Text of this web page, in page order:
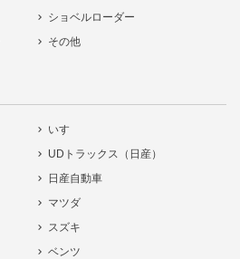
ショベルローダー
その他
いすゞ
UDトラックス（日産）
日産自動車
マツダ
スズキ
ベンツ